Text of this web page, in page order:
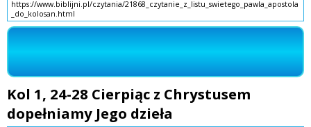
https://www.biblijni.pl/czytania/21868_czytanie_z_listu_swietego_pawla_apostola
_do_kolosan.html
Kol 1, 24-28 Cierpiąc z Chrystusem
dopełniamy Jego dzieła